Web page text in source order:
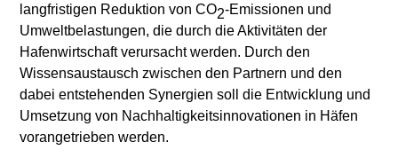
langfristigen Reduktion von CO2-Emissionen und
Umweltbelastungen, die durch die Aktivitäten der
Hafenwirtschaft verursacht werden. Durch den
Wissensaustausch zwischen den Partnern und den
dabei entstehenden Synergien soll die Entwicklung und
Umsetzung von Nachhaltigkeitsinnovationen in Häfen
vorangetrieben werden.